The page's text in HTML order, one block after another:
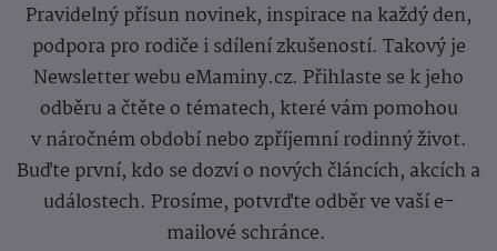
Pravidelný přísun novinek, inspirace na každý den,
podpora pro rodiče i sdílení zkušeností. Takový je
Newsletter webu eMaminy.cz. Přihlaste se k jeho
odběru a čtěte o tématech, které vám pomohou
v náročném období nebo zpříjemní rodinný život.
Buďte první, kdo se dozví o nových článcích, akcích a
událostech. Prosíme, potvrďte odběr ve vaší e-
mailové schránce.